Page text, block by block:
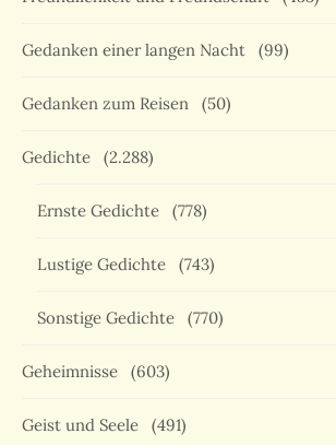
Gedanken einer langen Nacht (99)
Gedanken zum Reisen (50)
Gedichte (2.288)
Ernste Gedichte (778)
Lustige Gedichte (743)
Sonstige Gedichte (770)
Geheimnisse (603)
Geist und Seele (491)